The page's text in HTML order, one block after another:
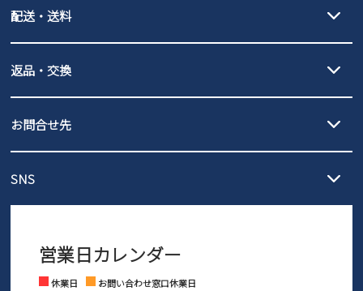
PayPay（オンライン決済）、代金引換のご利用が可能です。
配送・送料
北海道・本州・四国・九州…550円
3,980円（税込）以上お買い上げで送料無料
発送日・送料詳細については
ご利用ください。
全国一律…220円（税込）
発送日・送料詳細についてはご利用ガイドを
ご利用ください。
返品・交換
の片道無料サービスを実施中！
ントとしても安心してご利用いただけるよう、サイズ交換の受付期
さい。
お問合せ先
営業時間：11時～17時
※土日祝はお問い合わせ窓口休業日となります。
SNS
Facebook Instagram
営業日カレンダー
休業日
お問い合わせ窓口休業日